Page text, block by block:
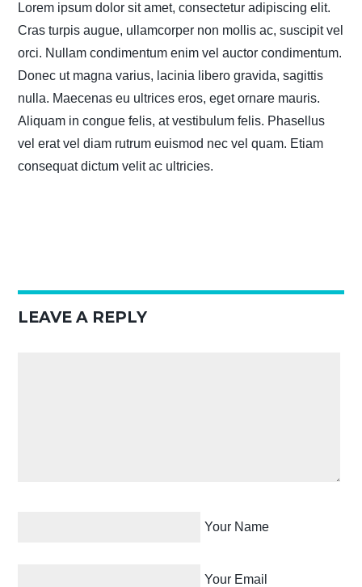
Lorem ipsum dolor sit amet, consectetur adipiscing elit.
Cras turpis augue, ullamcorper non mollis ac, suscipit vel
orci. Nullam condimentum enim vel auctor condimentum.
Donec ut magna varius, lacinia libero gravida, sagittis
nulla. Maecenas eu ultrices eros, eget ornare mauris.
Aliquam in congue felis, at vestibulum felis. Phasellus
vel erat vel diam rutrum euismod nec vel quam. Etiam
consequat dictum velit ac ultricies.
LEAVE A REPLY
Your Name
Your Email